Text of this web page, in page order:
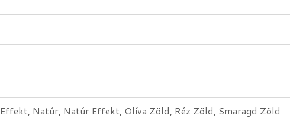
Natúr, Natúr Effekt, Olíva Zöld, Réz Zöld, Smaragd Zöld